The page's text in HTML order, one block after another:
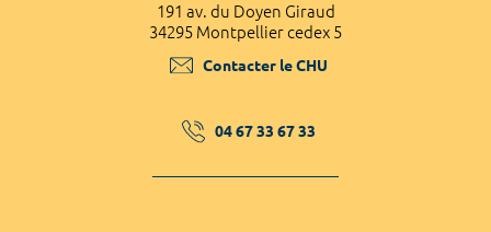
191 av. du Doyen Giraud
34295 Montpellier cedex 5
Contacter le CHU
04 67 33 67 33